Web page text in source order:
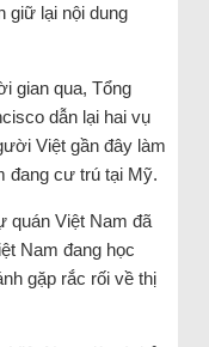
giữ lại nội dung
gian qua, Tổng
dẫn lại hai vụ
Việt gần đây làm
đang cư trú tại Mỹ.
quán Việt Nam đã
Nam đang học
gặp rắc rối về thị